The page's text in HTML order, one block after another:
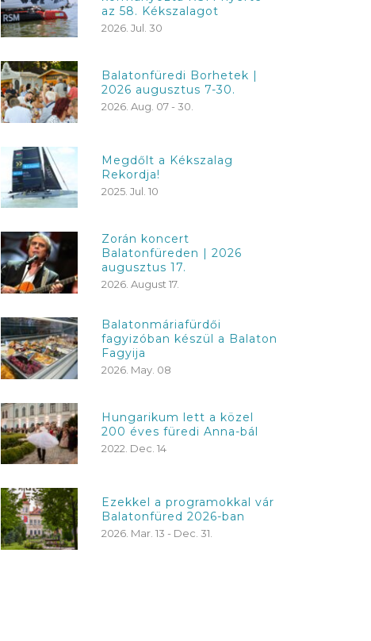
az 58. Kékszalagot
2026. Jul. 30
Balatonfüredi Borhetek |
2026 augusztus 7-30.
2026. Aug. 07 - 30.
Megdőlt a Kékszalag
Rekordja!
2025. Jul. 10
Zorán koncert
Balatonfüreden | 2026
augusztus 17.
2026. August 17.
Balatonmáriafürdői
fagyizóban készül a Balaton
Fagyija
2026. May. 08
Hungarikum lett a közel
200 éves füredi Anna-bál
2022. Dec. 14
Ezekkel a programokkal vár
Balatonfüred 2026-ban
2026. Mar. 13 - Dec. 31.